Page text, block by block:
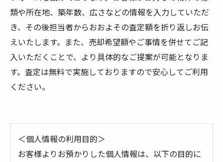
類や所在地、築年数、広さなどの情報を入力していただ
き、その後担当者からおおよその査定額を折り返しお伝
えいたします。また、売却希望額やご事情を併せてご記
入いただくことで、より具体的なご提案が可能となりま
す。査定は無料で実施しておりますので安心してご利用
ください。
＜個人情報の利用目的＞
お客様よりお預かりした個人情報は、以下の目的に